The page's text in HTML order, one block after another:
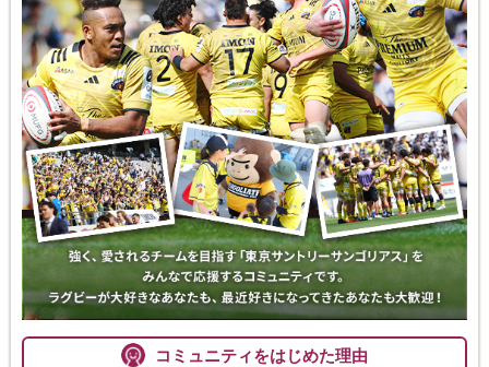
コミュニティをはじめた理由